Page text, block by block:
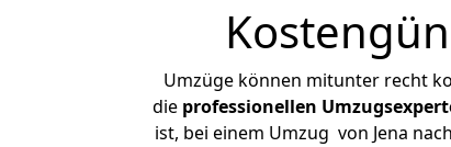
Umzüge können mitunter recht
die professionellen
ist, bei einem Umzug von Jena